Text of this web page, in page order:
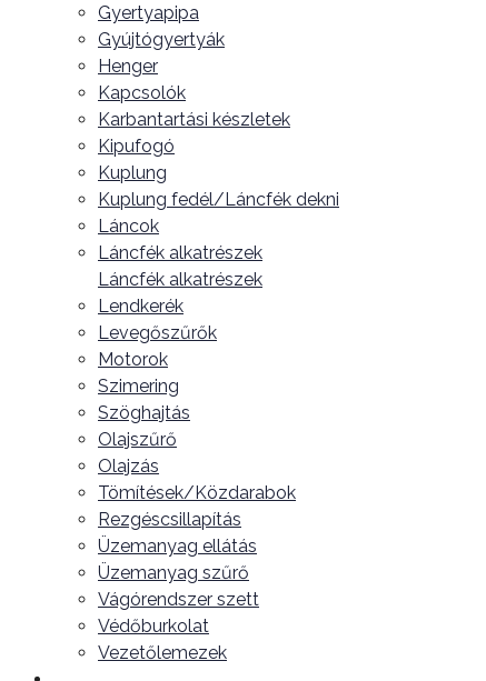
Gyertyapipa
Gyújtógyertyák
Henger
Kapcsolók
Karbantartási készletek
Kipufogó
Kuplung
Kuplung fedél/Láncfék dekni
Láncok
Láncfék alkatrészek
Láncfék alkatrészek
Lendkerék
Levegőszűrők
Motorok
Szimering
Szöghajtás
Olajszűrő
Olajzás
Tömítések/Közdarabok
Rezgéscsillapítás
Üzemanyag ellátás
Üzemanyag szűrő
Vágórendszer szett
Védőburkolat
Vezetőlemezek